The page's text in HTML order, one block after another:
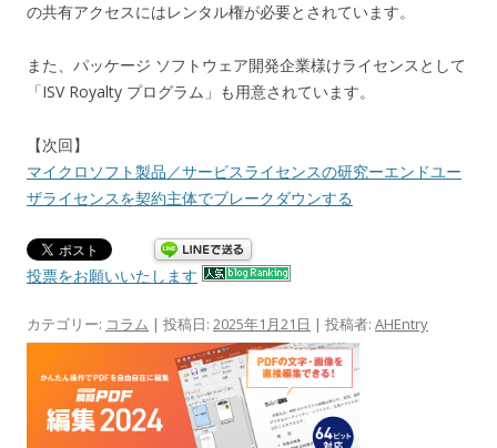
の共有アクセスにはレンタル権が必要とされています。
また、パッケージ ソフトウェア開発企業様けライセンスとして
「ISV Royalty プログラム」も用意されています。
【次回】
マイクロソフト製品／サービスライセンスの研究ーエンドユー
ザライセンスを契約主体でブレークダウンする
投票をお願いいたします
カテゴリー: コラム | 投稿日: 2025年1月21日 | 投稿者: AHEntry